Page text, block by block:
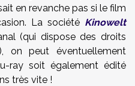
en revanche pas si le film
La société Kinowelt
(qui dispose des droits
on peut éventuellement
ray soit également édité
très vite !